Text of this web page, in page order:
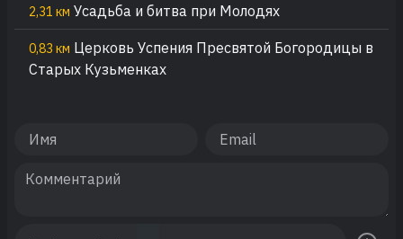
2,31 км Усадьба и битва при Молодях
0,83 км Церковь Успения Пресвятой Богородицы в
Старых Кузьменках